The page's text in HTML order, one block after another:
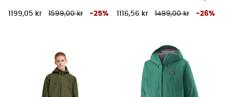
1199,05 kr 1599,00 kr -25% 1116,56 kr 1499,00 kr -26%